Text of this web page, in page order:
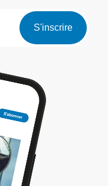
S'inscrire